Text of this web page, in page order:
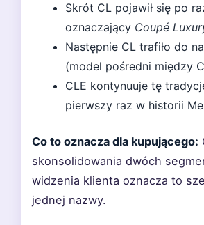
Skrót CL pojawił się po
oznaczający Coupé
Następnie CL trafiło do
(model pośredni między
CLE kontynuuje tę
pierwszy raz w historii
Co to oznacza dla kupującego:
skonsolidowania dwóch
widzenia klienta oznacza to
jednej nazwy.